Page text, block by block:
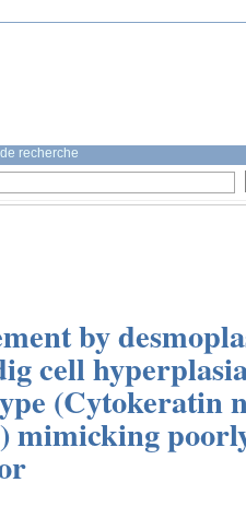
recherche
by
cell
(Cytokeratin
mimicking